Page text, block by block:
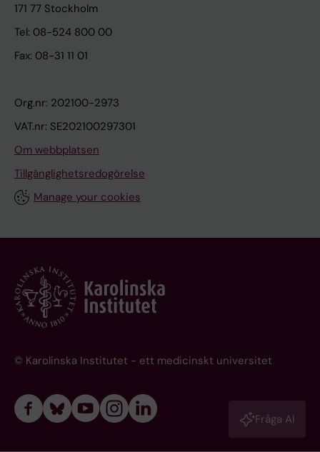
171 77 Stockholm
Tel: 08-524 800 00
Fax: 08-31 11 01
Org.nr: 202100-2973
VAT.nr: SE202100297301
Om webbplatsen
Tillgänglighetsredogörelse
Manage your cookies
© Karolinska Institutet - ett medicinskt universitet
Fråga AI